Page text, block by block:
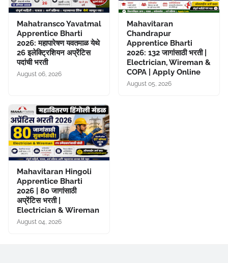
Mahatransco Yavatmal
Apprentice Bharti
2026: महापारेषण यवतमाळ येथे
26 इलेक्ट्रिशियन अप्रेंटिस
पदांची भरती
August 06, 2026
Mahavitaran
Chandrapur
Apprentice Bharti
2026: 132 जागांसाठी भरती |
Electrician, Wireman &
COPA | Apply Online
August 05, 2026
Mahavitaran Hingoli
Apprentice Bharti
2026 | 80 जागांसाठी
अप्रेंटिस भरती |
Electrician & Wireman
August 04, 2026